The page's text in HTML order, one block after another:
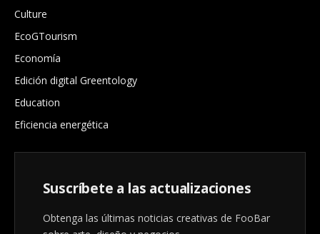
Culture
EcoGTourism
Economía
Edición digital Greentology
Education
Eficiencia energética
Suscríbete a las actualizaciones
Obtenga las últimas noticias creativas de FooBar